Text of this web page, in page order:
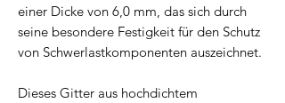
einer Dicke von 6,0 mm, das sich durch
seine besondere Festigkeit für den Schutz
von Schwerlastkomponenten auszeichnet.
Dieses Gitter aus hochdichtem